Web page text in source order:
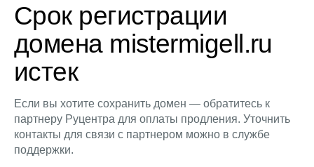
Срок регистрации
домена mistermigell.ru
истек
Если вы хотите сохранить домен — обратитесь к
партнеру Руцентра для оплаты продления. Уточнить
контакты для связи с партнером можно в службе
поддержки.